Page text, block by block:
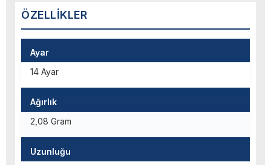
ÖZELLIKLER
Ayar
14 Ayar
Ağırlık
2,08 Gram
Uzunluğu